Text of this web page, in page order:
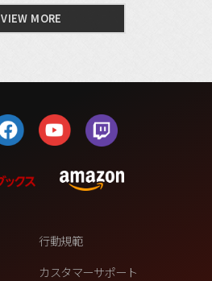
VIEW MORE
行動規範
カスタマーサポート